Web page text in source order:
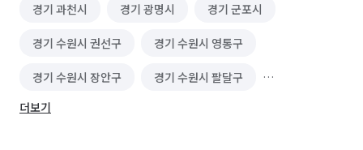
경기 과천시 경기 광명시 경기 군포시
경기 수원시 권선구 경기 수원시 영통구
경기 수원시 장안구 경기 수원시 팔달구
경기 시흥시
더보기